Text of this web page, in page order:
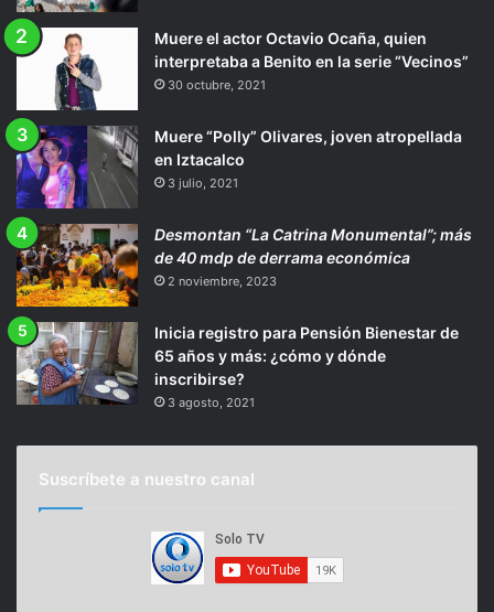
Muere el actor Octavio Ocaña, quien
interpretaba a Benito en la serie “Vecinos”
30 octubre, 2021
Muere “Polly” Olivares, joven atropellada
en Iztacalco
3 julio, 2021
Desmontan “La Catrina Monumental”; más
de 40 mdp de derrama económica
2 noviembre, 2023
Inicia registro para Pensión Bienestar de
65 años y más: ¿cómo y dónde
inscribirse?
3 agosto, 2021
Suscríbete a nuestro canal